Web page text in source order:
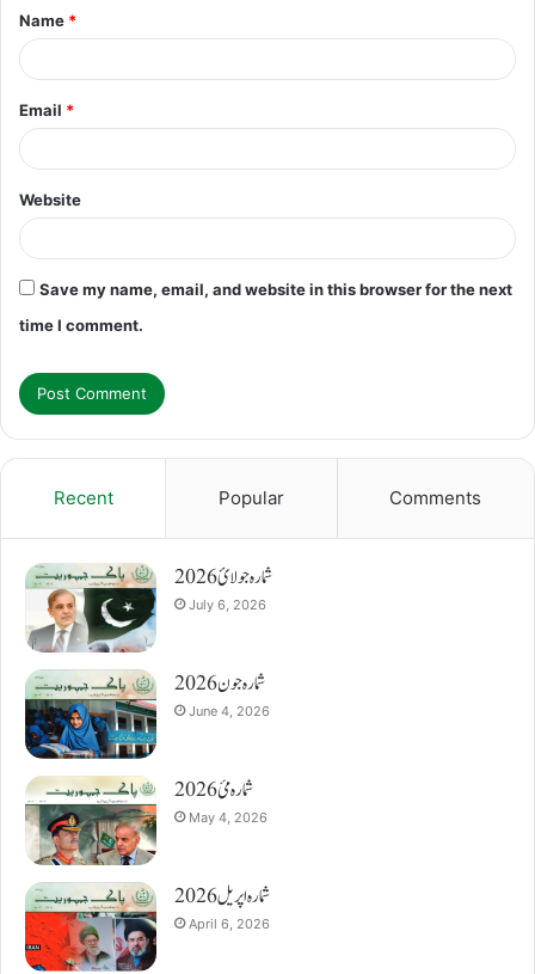
*
Name *
Email *
Website
Save my name, email, and website in this browser for the next
time I comment.
Recent Popular Comments
شمارہ جولائ 2026
July 6, 2026
شمارہ جون 2026
June 4, 2026
شمارہ مئ 2026
May 4, 2026
شمارہ اپریل 2026
April 6, 2026